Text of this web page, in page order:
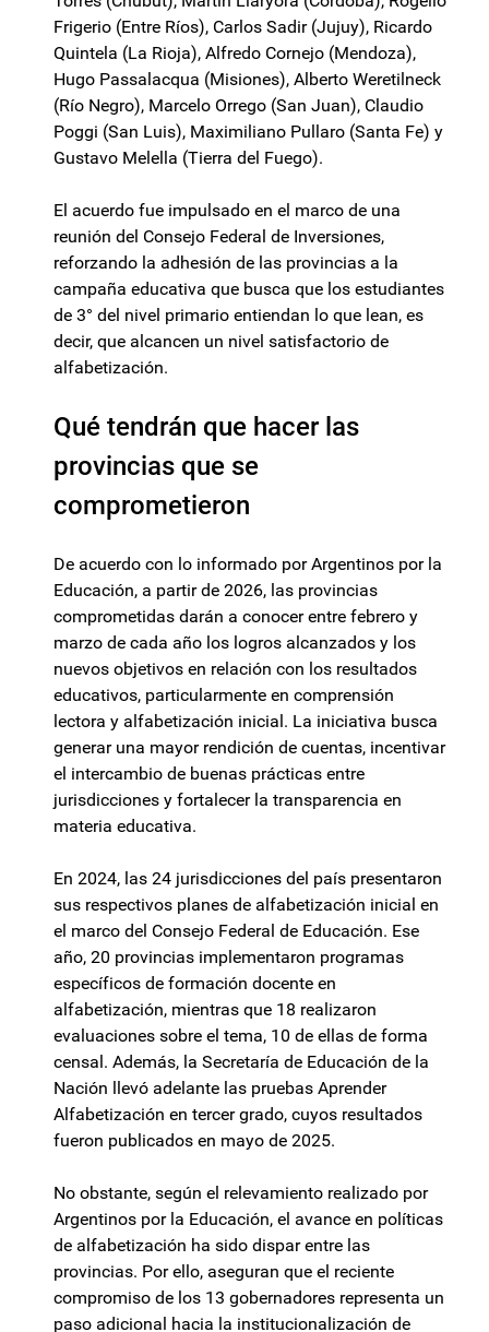
Frigerio (Entre Ríos), Carlos Sadir (Jujuy), Ricardo
Quintela (La Rioja), Alfredo Cornejo (Mendoza),
Hugo Passalacqua (Misiones), Alberto Weretilneck
(Río Negro), Marcelo Orrego (San Juan), Claudio
Poggi (San Luis), Maximiliano Pullaro (Santa Fe) y
Gustavo Melella (Tierra del Fuego).
El acuerdo fue impulsado en el marco de una
reunión del Consejo Federal de Inversiones,
reforzando la adhesión de las provincias a la
campaña educativa que busca que los estudiantes
de 3° del nivel primario entiendan lo que lean, es
decir, que alcancen un nivel satisfactorio de
alfabetización.
Qué tendrán que hacer las
provincias que se
comprometieron
De acuerdo con lo informado por Argentinos por la
Educación, a partir de 2026, las provincias
comprometidas darán a conocer entre febrero y
marzo de cada año los logros alcanzados y los
nuevos objetivos en relación con los resultados
educativos, particularmente en comprensión
lectora y alfabetización inicial. La iniciativa busca
generar una mayor rendición de cuentas, incentivar
el intercambio de buenas prácticas entre
jurisdicciones y fortalecer la transparencia en
materia educativa.
En 2024, las 24 jurisdicciones del país presentaron
sus respectivos planes de alfabetización inicial en
el marco del Consejo Federal de Educación. Ese
año, 20 provincias implementaron programas
específicos de formación docente en
alfabetización, mientras que 18 realizaron
evaluaciones sobre el tema, 10 de ellas de forma
censal. Además, la Secretaría de Educación de la
Nación llevó adelante las pruebas Aprender
Alfabetización en tercer grado, cuyos resultados
fueron publicados en mayo de 2025.
No obstante, según el relevamiento realizado por
Argentinos por la Educación, el avance en políticas
de alfabetización ha sido dispar entre las
provincias. Por ello, aseguran que el reciente
compromiso de los 13 gobernadores representa un
paso adicional hacia la institucionalización de